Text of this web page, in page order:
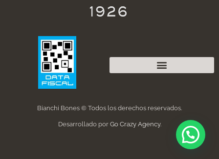
Bianchi Bones © Todos los derechos reservados.
Desarrollado por Go Crazy Agency.